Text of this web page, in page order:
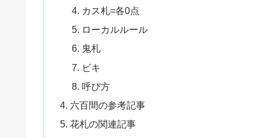
カス札=各0点
ローカルルール
鬼札
ビキ
呼び方
六百間の参考記事
花札の関連記事